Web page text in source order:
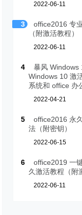
2022-06-11
3
office2016 专
（附激活教程）
2022-06-11
4
暴风 Windows
Windows 10 激
系统和 office 办
2022-04-21
5
office2016 永
法（附密钥）
2022-06-15
6
office2019 一
久激活教程（附
2022-06-11